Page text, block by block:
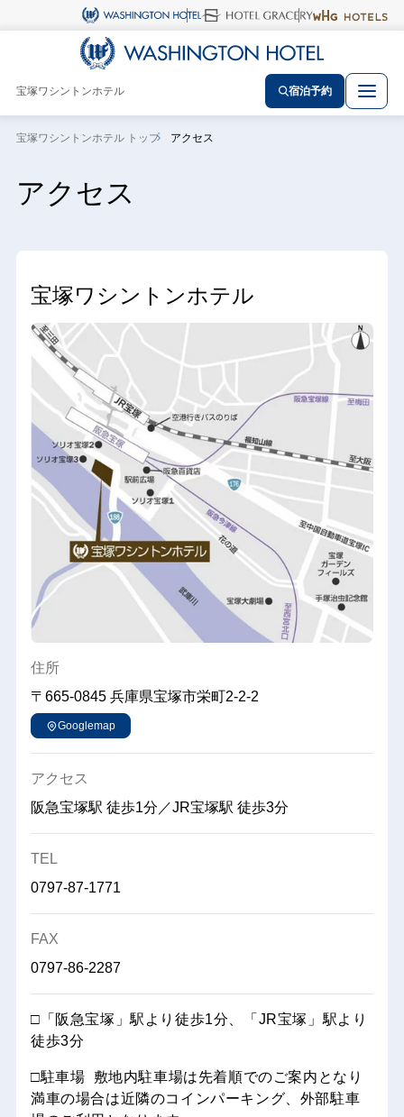
宝塚ワシントンホテル 宿泊予約
宝塚ワシントンホテル トップ アクセス
アクセス
宝塚ワシントンホテル
住所
〒665-0845兵庫県宝塚市栄町2-2-2
Googlemap
アクセス
阪急宝塚駅 徒歩1分／JR宝塚駅 徒歩3分
TEL
0797-87-1771
FAX
0797-86-2287
□「阪急宝塚」駅より徒歩1分、「JR宝塚」駅より
徒歩3分
□駐車場 敷地内駐車場は先着順でのご案内となり
満車の場合は近隣のコインパーキング、外部駐車